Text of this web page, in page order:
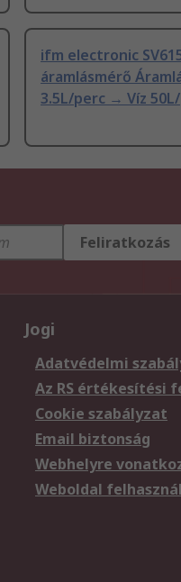
ifm electronic
áramlásmérő
3.5L/perc → Víz
Feliratkozás
Jogi
Adatvédelmi
Az RS értékesítési
Cookie szabályzat
Email biztonság
Webhelyre
Weboldal